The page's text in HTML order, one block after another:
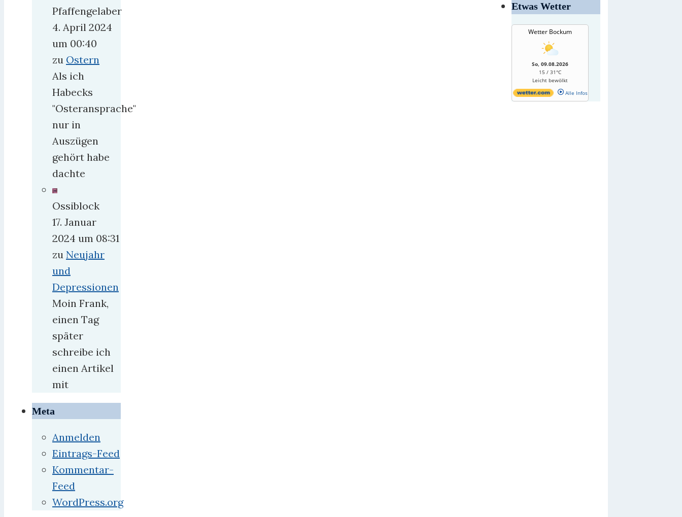
Pfaffengelaber
4. April 2024
um 00:40
zu Ostern
Als ich
Habecks
"Osteransprache"
nur in
Auszügen
gehört habe
dachte
Ossiblock
17. Januar
2024 um 08:31
zu Neujahr
und
Depressionen
Moin Frank,
einen Tag
später
schreibe ich
einen Artikel
mit
Meta
Anmelden
Eintrags-Feed
Kommentar-
Feed
WordPress.org
Etwas Wetter
Wetter Bockum
So, 09.08.2026
15 / 31°C
Leicht bewölkt
Alle Infos